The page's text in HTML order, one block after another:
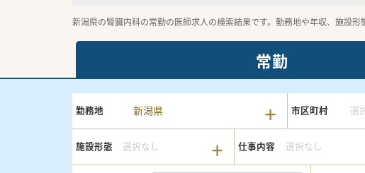
新潟県の腎臓内科の常勤の医師求人の検索結果です。勤務地や年収、施設
常勤
勤務地 新潟県 市区町村 選
施設形態 選択なし 仕事内容 選択なし